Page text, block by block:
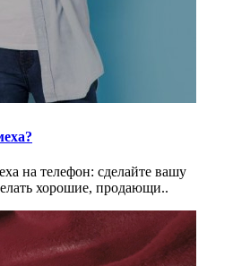
на телефон: сделайте вашу
хорошие, продающи..